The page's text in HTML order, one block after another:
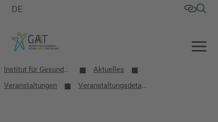
DE
Institut für Gesundheit, Altern, Arbeit und Technik (GAT)
Aktuelles
Veranstaltungen
Veranstaltungsdetails